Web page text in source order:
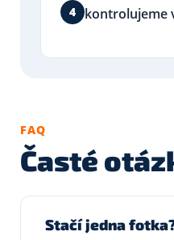
4
kontrolujeme
FAQ
Časté
Stačí jedna